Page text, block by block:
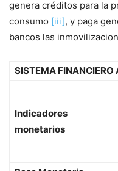
genera créditos para la
consumo [iii], y paga
bancos las
SISTEMA FINANCIERO
Indicadores
monetarios